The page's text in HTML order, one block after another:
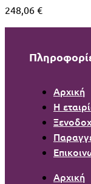
248,06 €
Αρχική
Η
Αρχική